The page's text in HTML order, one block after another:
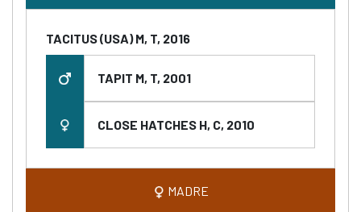
TACITUS (USA) M, T, 2016
TAPIT M, T, 2001
CLOSE HATCHES H, C, 2010
MADRE